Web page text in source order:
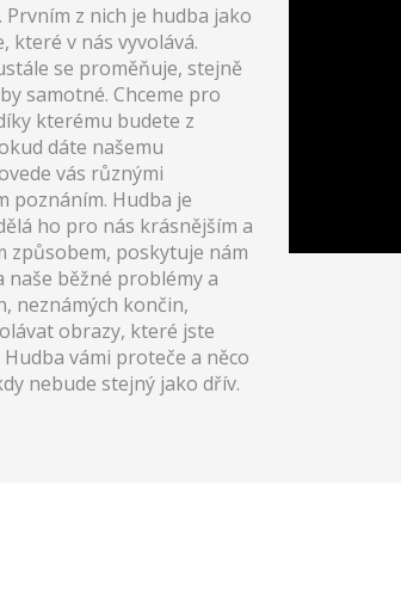
z nich je hudba jako
které v nás vyvolává.
se proměňuje, stejně
samotné. Chceme pro
kterému budete z
dáte našemu
vás různými
poznáním. Hudba je
ho pro nás krásnějším a
způsobem, poskytuje nám
běžné problémy a
neznámých končin,
obrazy, které jste
vámi proteče a něco
nebude stejný jako dřív.